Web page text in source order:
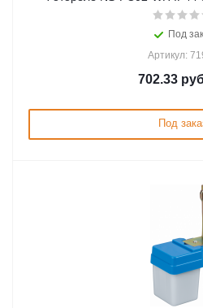
Под
Артикул:
702.33
Под